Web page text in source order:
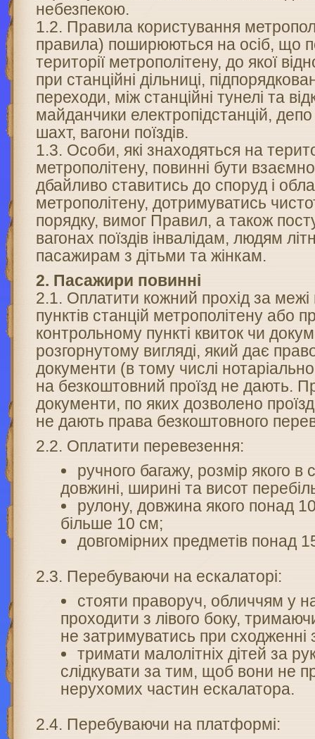
небезпекою.
1.2. Правила користування
правила) поширюються на осіб, що
території метрополітену, до якої
при станційні дільниці,
переходи, між станційні тунелі та
майданчики електропідстанцій, депо
шахт, вагони поїздів.
1.3. Особи, які знаходяться на
метрополітену, повинні бути
дбайливо ставитись до споруд і
метрополітену, дотримуватись
порядку, вимог Правил, а також
вагонах поїздів інвалідам, людям
пасажирам з дітьми та жінкам.
2. Пасажири повинні
2.1. Оплатити кожний прохід за межі
пунктів станцій метрополітену або
контрольному пункті квиток чи
розгорнутому вигляді, який дає
документи (в тому числі
на безкоштовний проїзд не дають.
документи, по яких дозволено
не дають права безкоштовного
2.2. Оплатити перевезення:
ручного багажу, розмір якого в
довжині, ширині та висот
рулону, довжина якого понад
більше 10 см;
довгомірних предметів понад
2.3. Перебуваючи на ескалаторі:
стояти праворуч, обличчям у
проходити з лівого боку,
не затримуватись при сходженні
тримати малолітніх дітей за
слідкувати за тим, щоб вони не
нерухомих частин ескалатора.
2.4. Перебуваючи на платформі: